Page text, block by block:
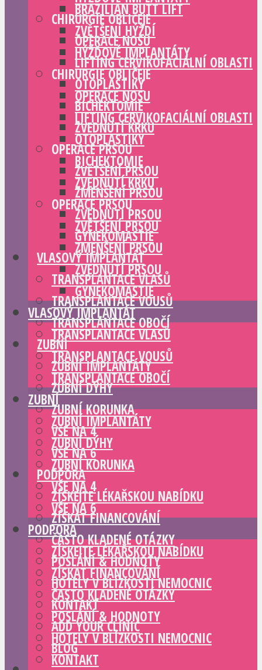
CHIRURGIE OBLIČEJE
OPERACE NOSU
LIFTING CERVIKOFACIÁLNÍ OBLASTI
OTOPLASTIKY
BICHEKTOMIE
ZVEDNUTÍ KRKU
OPERACE PRSOU
ZVĚTŠENÍ PRSOU
ZMENŠENÍ PRSOU
ZVEDNUTÍ PRSOU
GYNEKOMASTIE
VLASOVÝ IMPLANTÁT
TRANSPLANTACE VLASŮ
TRANSPLANTACE VOUSŮ
TRANSPLANTACE OBOČÍ
ZUBNÍ
ZUBNÍ IMPLANTÁTY
ZUBNÍ DÝHY
ZUBNÍ KORUNKA
VŠE NA 4
VŠE NA 6
PODPORA
ZÍSKEJTE LÉKAŘSKOU NABÍDKU
ZÍSKAT FINANCOVÁNÍ
ČASTO KLADENÉ OTÁZKY
POSLÁNÍ & HODNOTY
HOTELY V BLÍZKOSTI NEMOCNIC
KONTAKT
ADD YOUR CLINIC
BLOG
BRAZILIAN BUTT LIFT
ZVĚTŠENÍ HÝŽDÍ
HÝŽĎOVÉ IMPLANTÁTY
CHIRURGIE OBLIČEJE
OPERACE NOSU
LIFTING CERVIKOFACIÁLNÍ OBLASTI
OTOPLASTIKY
BICHEKTOMIE
ZVEDNUTÍ KRKU
OPERACE PRSOU
ZVĚTŠENÍ PRSOU
ZMENŠENÍ PRSOU
ZVEDNUTÍ PRSOU
GYNEKOMASTIE
VLASOVÝ IMPLANTÁT
TRANSPLANTACE VLASŮ
TRANSPLANTACE VOUSŮ
TRANSPLANTACE OBOČÍ
ZUBNÍ
ZUBNÍ IMPLANTÁTY
ZUBNÍ DÝHY
ZUBNÍ KORUNKA
VŠE NA 4
VŠE NA 6
PODPORA
ZÍSKEJTE LÉKAŘSKOU NABÍDKU
ZÍSKAT FINANCOVÁNÍ
ČASTO KLADENÉ OTÁZKY
POSLÁNÍ & HODNOTY
HOTELY V BLÍZKOSTI NEMOCNIC
KONTAKT